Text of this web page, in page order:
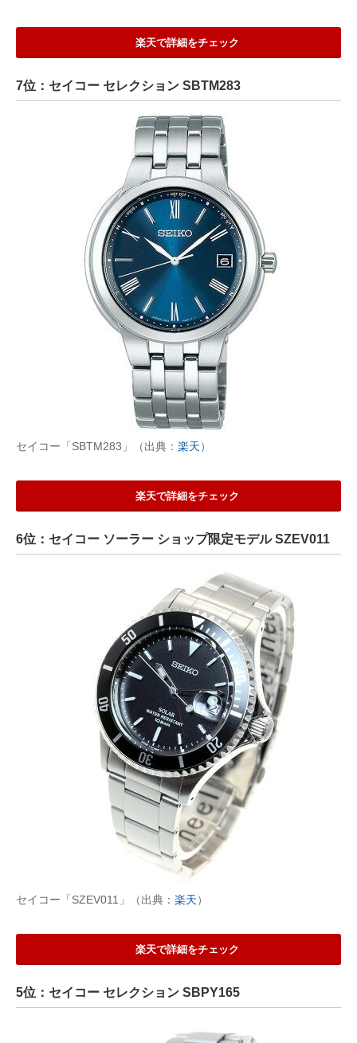
楽天で詳細をチェック
7位：セイコー セレクション SBTM283
セイコー「SBTM283」（出典： 楽天）
楽天で詳細をチェック
6位：セイコー ソーラー ショップ限定モデル SZEV011
セイコー「SZEV011」（出典： 楽天）
楽天で詳細をチェック
5位：セイコー セレクション SBPY165